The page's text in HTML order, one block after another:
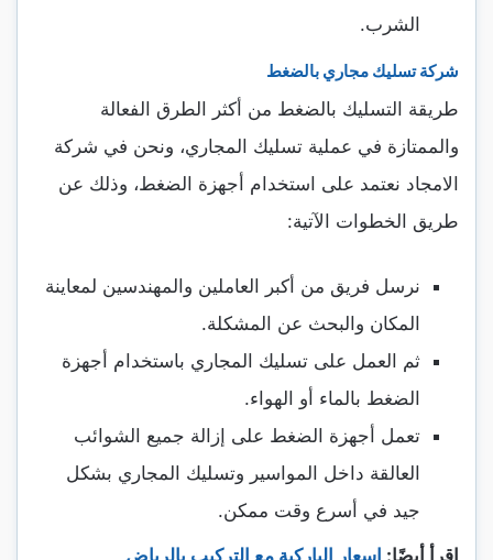
الشرب.
شركة تسليك مجاري بالضغط
طريقة التسليك بالضغط من أكثر الطرق الفعالة
والممتازة في عملية تسليك المجاري، ونحن في شركة
الامجاد نعتمد على استخدام أجهزة الضغط، وذلك عن
طريق الخطوات الآتية:
نرسل فريق من أكبر العاملين والمهندسين لمعاينة
المكان والبحث عن المشكلة.
ثم العمل على تسليك المجاري باستخدام أجهزة
الضغط بالماء أو الهواء.
تعمل أجهزة الضغط على إزالة جميع الشوائب
العالقة داخل المواسير وتسليك المجاري بشكل
جيد في أسرع وقت ممكن.